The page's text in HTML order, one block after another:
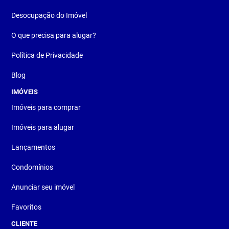
Desocupação do Imóvel
O que precisa para alugar?
Política de Privacidade
Blog
IMÓVEIS
Imóveis para comprar
Imóveis para alugar
Lançamentos
Condomínios
Anunciar seu imóvel
Favoritos
CLIENTE